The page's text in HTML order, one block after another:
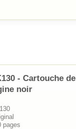
- Cartouche de
noir
pages